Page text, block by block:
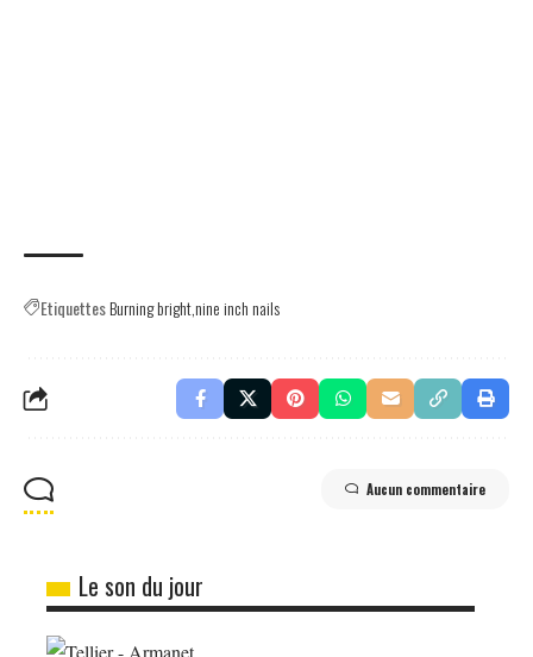
EtiquettesBurning brightnine inch nails
Aucun commentaire
Le son du jour